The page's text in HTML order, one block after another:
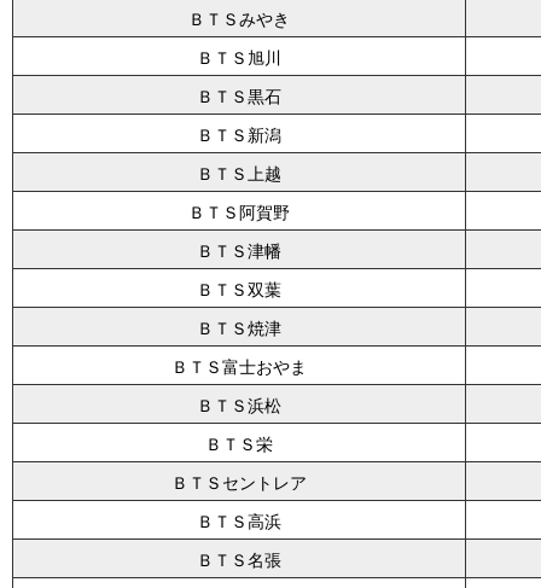
ＢＴＳみやき
ＢＴＳ旭川
ＢＴＳ黒石
ＢＴＳ新潟
ＢＴＳ上越
ＢＴＳ阿賀野
ＢＴＳ津幡
ＢＴＳ双葉
ＢＴＳ焼津
ＢＴＳ富士おやま
ＢＴＳ浜松
ＢＴＳ栄
ＢＴＳセントレア
ＢＴＳ高浜
ＢＴＳ名張